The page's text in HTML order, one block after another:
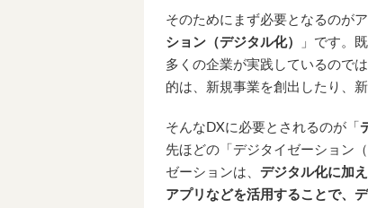
そのためにまず必要となるのが
ション（デジタル化）
」です。
多くの企業が実践しているので
的は、新規事業を創出したり、
そんなDXに必要とされるのが「
先ほどの「デジタイゼーション
ゼーションは、 デジタル化に加
アプリなどを活用することで、